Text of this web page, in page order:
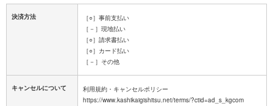
決済方法
［○］事前支払い
［－］現地払い
［○］請求書払い
［○］カード払い
［－］その他
キャンセルについて
利用規約・キャンセルポリシー